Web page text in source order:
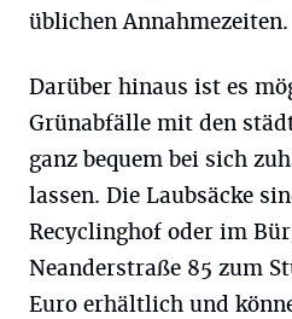
üblichen Annahmezeiten.
Darüber hinaus ist es
Grünabfälle mit den
ganz bequem bei sich
lassen. Die Laubsäcke
Recyclinghof oder im
Neanderstraße 85 zum
Euro erhältlich und